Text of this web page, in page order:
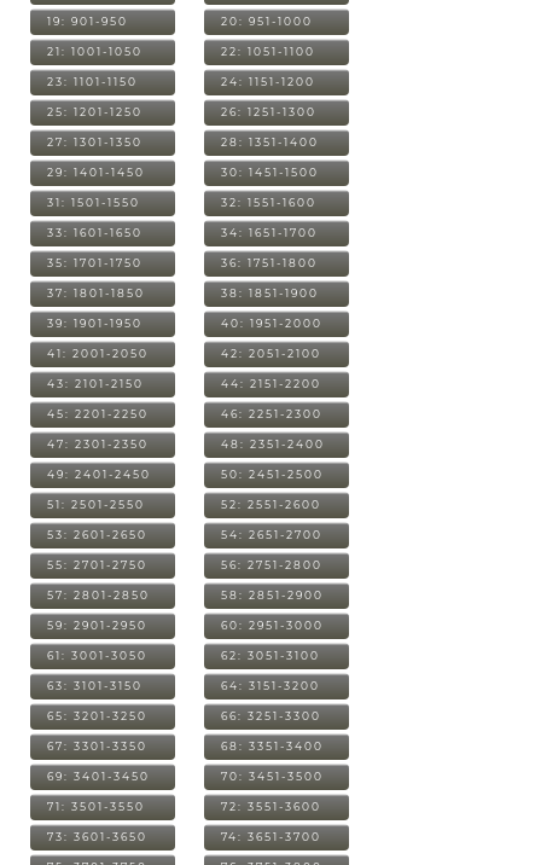
19: 901-950 20: 951-1000
21: 1001-1050 22: 1051-1100
23: 1101-1150 24: 1151-1200
25: 1201-1250 26: 1251-1300
27: 1301-1350 28: 1351-1400
29: 1401-1450 30: 1451-1500
31: 1501-1550 32: 1551-1600
33: 1601-1650 34: 1651-1700
35: 1701-1750 36: 1751-1800
37: 1801-1850 38: 1851-1900
39: 1901-1950 40: 1951-2000
41: 2001-2050 42: 2051-2100
43: 2101-2150 44: 2151-2200
45: 2201-2250 46: 2251-2300
47: 2301-2350 48: 2351-2400
49: 2401-2450 50: 2451-2500
51: 2501-2550 52: 2551-2600
53: 2601-2650 54: 2651-2700
55: 2701-2750 56: 2751-2800
57: 2801-2850 58: 2851-2900
59: 2901-2950 60: 2951-3000
61: 3001-3050 62: 3051-3100
63: 3101-3150 64: 3151-3200
65: 3201-3250 66: 3251-3300
67: 3301-3350 68: 3351-3400
69: 3401-3450 70: 3451-3500
71: 3501-3550 72: 3551-3600
73: 3601-3650 74: 3651-3700